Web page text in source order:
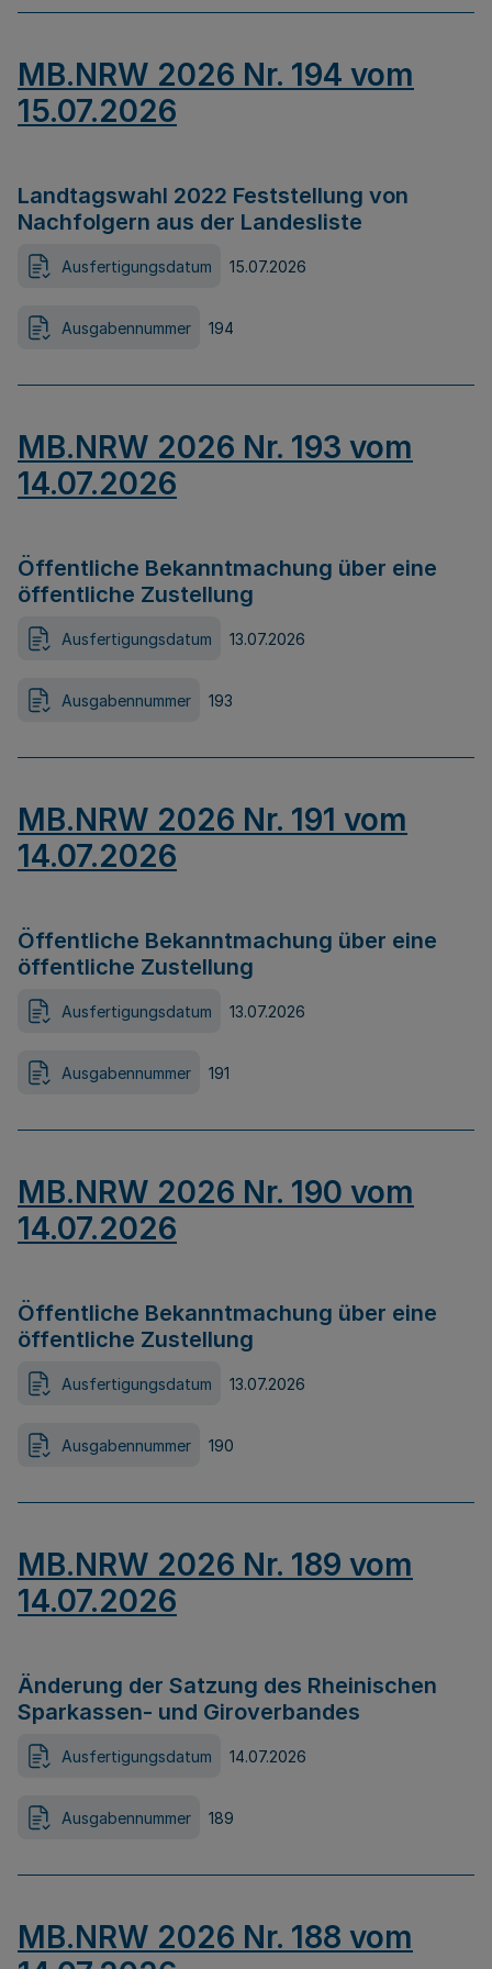
MB.NRW 2026 Nr. 194 vom
15.07.2026
Landtagswahl 2022 Feststellung von
Nachfolgern aus der Landesliste
Ausfertigungsdatum 15.07.2026
Ausgabennummer 194
MB.NRW 2026 Nr. 193 vom
14.07.2026
Öffentliche Bekanntmachung über eine
öffentliche Zustellung
Ausfertigungsdatum 13.07.2026
Ausgabennummer 193
MB.NRW 2026 Nr. 191 vom
14.07.2026
Öffentliche Bekanntmachung über eine
öffentliche Zustellung
Ausfertigungsdatum 13.07.2026
Ausgabennummer 191
MB.NRW 2026 Nr. 190 vom
14.07.2026
Öffentliche Bekanntmachung über eine
öffentliche Zustellung
Ausfertigungsdatum 13.07.2026
Ausgabennummer 190
MB.NRW 2026 Nr. 189 vom
14.07.2026
Änderung der Satzung des Rheinischen
Sparkassen- und Giroverbandes
Ausfertigungsdatum 14.07.2026
Ausgabennummer 189
MB.NRW 2026 Nr. 188 vom